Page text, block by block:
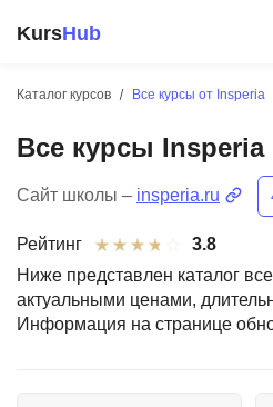
KursHub
Каталог курсов Все курсы от Insperia
Все курсы Insperia
Сайт школы – insperia.ru
Рейтинг
3.8
Ниже представлен каталог
актуальными ценами,
Информация на странице
Разработка